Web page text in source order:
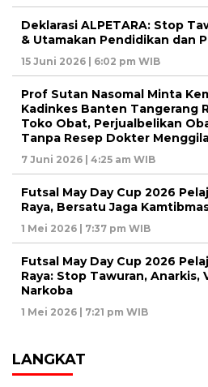
Deklarasi ALPETARA: Stop
& Utamakan Pendidikan dan
15 Juni 2026 | 6:02 pm WIB
Prof Sutan Nasomal Minta
Kadinkes Banten Tangerang
Toko Obat, Perjualbelikan
Tanpa Resep Dokter
7 Juni 2026 | 4:25 am WIB
Futsal May Day Cup 2026
Raya, Bersatu Jaga
1 Mei 2026 | 7:37 pm WIB
Futsal May Day Cup 2026
Raya: Stop Tawuran, Anarkis,
Narkoba
1 Mei 2026 | 7:21 pm WIB
LANGKAT